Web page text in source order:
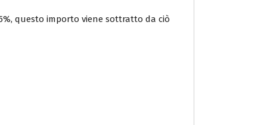
questo importo viene sottratto da ciò